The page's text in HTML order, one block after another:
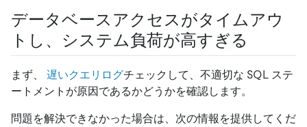
データベースアクセスがタイムアウ
トし、システム負荷が高すぎる
まず、 遅いクエリログチェックして、不適切な SQL ステ
ートメントが原因であるかどうかを確認します。
問題を解決できなかった場合は、次の情報を提供してくだ